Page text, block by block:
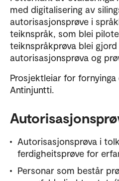
med digitalisering av
autorisasjonsprøve i
teiknspråk, som blei
teiknspråkprøva blei
autorisasjonsprøva og
Prosjektleiar for
Antinjuntti.
Autorisasjonsprøva i
ferdigheitsprøve for
Personar som består